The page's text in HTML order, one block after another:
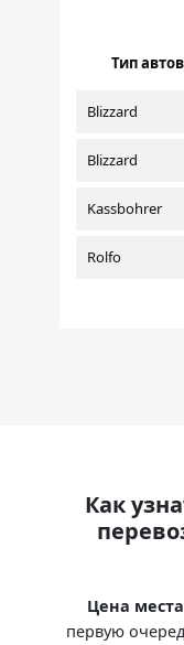
Тип
Blizzard
Blizzard
Kassbohrer
Rolfo
Как
Цена
первую